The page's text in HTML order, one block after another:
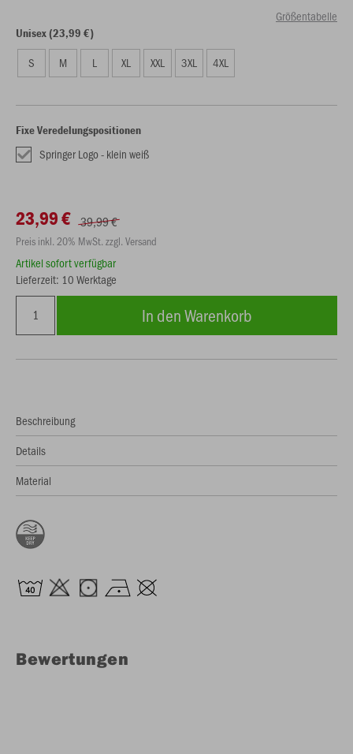
Größentabelle
Unisex (23,99 €)
S M L XL XXL 3XL 4XL
Fixe Veredelungspositionen
Springer Logo - klein weiß
23,99 € 39,99 €
Preis inkl. 20% MwSt. zzgl. Versand
Artikel sofort verfügbar
Lieferzeit: 10 Werktage
In den Warenkorb
Beschreibung
Details
Material
Bewertungen